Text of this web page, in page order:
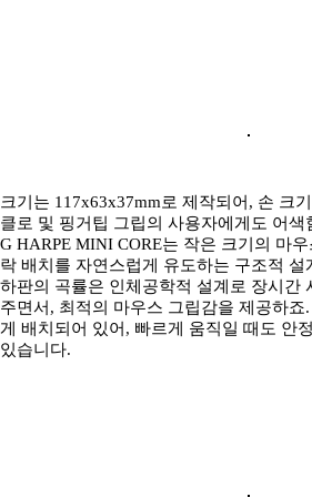
크기는 117x63x37mm로 제작되어, 손 크
클로 및 핑거팁 그립의 사용자에게도 어색
G HARPE MINI CORE는 작은 크기의 마
락 배치를 자연스럽게 유도하는 구조적
하판의 곡률은 인체공학적 설계로 장시간
주면서, 최적의 마우스 그립감을 제공하
게 배치되어 있어, 빠르게 움직일 때도 안
있습니다.